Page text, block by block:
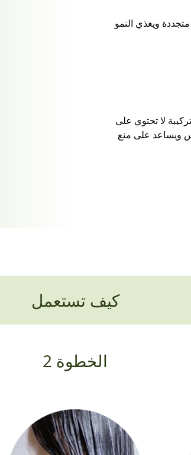
ويغذي النمو
لا تحتوي على
ويساعد على منع
كيف تستعمل
الخطوة 2